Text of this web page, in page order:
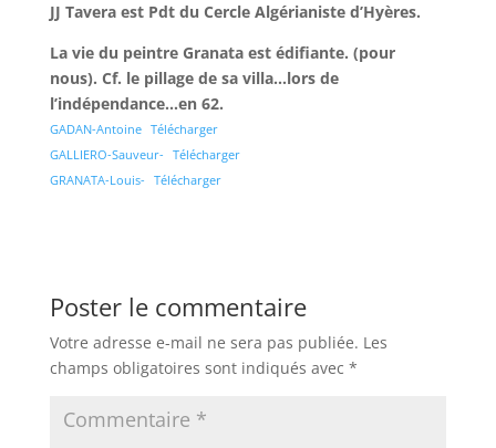
JJ Tavera est Pdt du Cercle Algérianiste d’Hyères.
La vie du peintre Granata est édifiante. (pour
nous). Cf. le pillage de sa villa…lors de
l’indépendance…en 62.
GADAN-Antoine Télécharger
GALLIERO-Sauveur-
Télécharger
GRANATA-Louis-
Télécharger
Poster le commentaire
Votre adresse e-mail ne sera pas publiée. Les
champs obligatoires sont indiqués avec *